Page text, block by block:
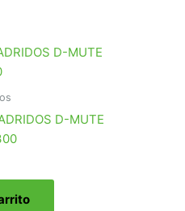
D-MUTE